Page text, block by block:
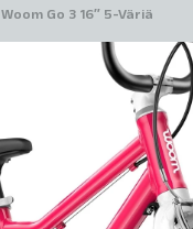
Woom Go 3 16″ 5-Väriä